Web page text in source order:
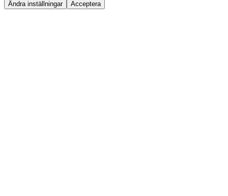
Ändra inställningar Acceptera